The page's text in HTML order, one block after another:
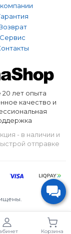
Сервис
20 лет опыта
качество и
- в наличии и
отправке
Корзина